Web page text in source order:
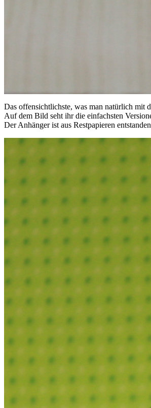
Das offensichtlichste, was man natürlich mit
Auf dem Bild seht ihr die einfachsten
Der Anhänger ist aus Restpapieren